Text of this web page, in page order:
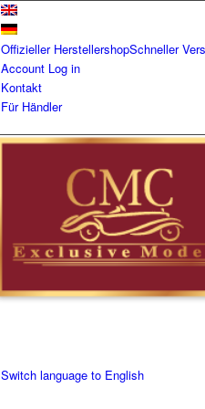
Offizieller HerstellershopSchneller
Account Log in
Kontakt
Für Händler
Switch language to English